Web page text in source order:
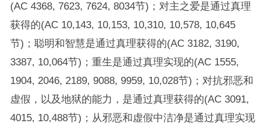
(AC 4368, 7623, 7624, 8034节)；对主之爱是通过真理
获得的(AC 10,143, 10,153, 10,310, 10,578, 10,645
节)；聪明和智慧是通过真理获得的(AC 3182, 3190,
3387, 10,064节)；重生是通过真理实现的(AC 1555,
1904, 2046, 2189, 9088, 9959, 10,028节)；对抗邪恶和
虚假，以及地狱的能力，是通过真理获得的(AC 3091,
4015, 10,488节)；从邪恶和虚假中洁净是通过真理实现